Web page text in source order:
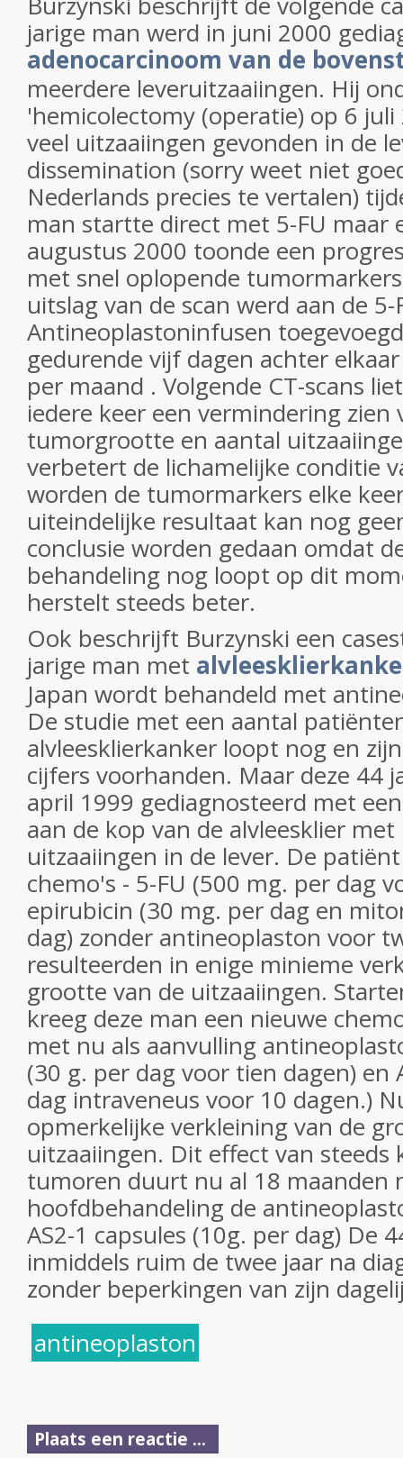
jarige man werd in juni 2000
adenocarcinoom van de
meerdere leveruitzaaiingen. Hij
'hemicolectomy (operatie) op 6
veel uitzaaiingen gevonden in de
dissemination (sorry weet niet
Nederlands precies te vertalen)
man startte direct met 5-FU maar
augustus 2000 toonde een
met snel oplopende tumormarkers
uitslag van de scan werd aan de 5-
Antineoplastoninfusen
gedurende vijf dagen achter
per maand . Volgende CT-scans
iedere keer een vermindering zien
tumorgrootte en aantal
verbetert de lichamelijke conditie
worden de tumormarkers elke
uiteindelijke resultaat kan nog
conclusie worden gedaan omdat
behandeling nog loopt op dit
herstelt steeds beter.
Ook beschrijft Burzynski een
jarige man met
Japan wordt behandeld met
De studie met een aantal
alvleesklierkanker loopt nog en
cijfers voorhanden. Maar deze 44
april 1999 gediagnosteerd met
aan de kop van de alvleesklier
uitzaaiingen in de lever. De
chemo's - 5-FU (500 mg. per dag
epirubicin (30 mg. per dag en
dag) zonder antineoplaston voor
resulteerden in enige minieme
grootte van de uitzaaiingen.
kreeg deze man een nieuwe
met nu als aanvulling
(30 g. per dag voor tien dagen) en
dag intraveneus voor 10 dagen.)
opmerkelijke verkleining van de
uitzaaiingen. Dit effect van steeds
tumoren duurt nu al 18 maanden
hoofdbehandeling de
AS2-1 capsules (10g. per dag) De
inmiddels ruim de twee jaar na
zonder beperkingen van zijn
antineoplaston
Plaats een reactie ...